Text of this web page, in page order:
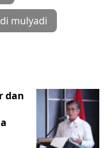
mulyadi
dan